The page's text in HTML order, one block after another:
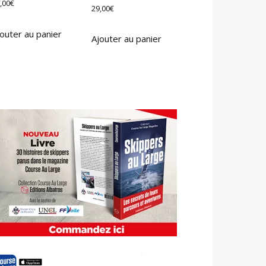
€
au panier
29,00€
Ajouter au panier